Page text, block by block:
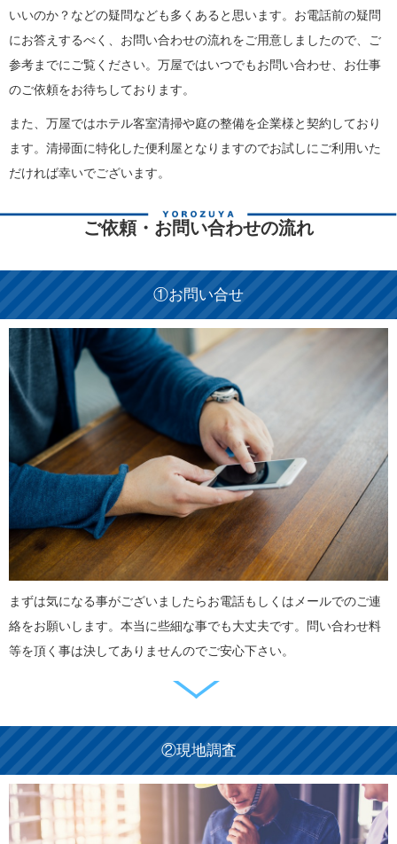
いいのか？などの疑問なども多くあると思います。お電話前の疑問
にお答えするべく、お問い合わせの流れをご用意しましたので、ご
参考までにご覧ください。万屋ではいつでもお問い合わせ、お仕事
のご依頼をお待ちしております。
また、万屋ではホテル客室清掃や庭の整備を企業様と契約しており
ます。清掃面に特化した便利屋となりますのでお試しにご利用いた
だければ幸いでございます。
ご依頼・お問い合わせの流れ
①お問い合せ
まずは気になる事がございましたらお電話もしくはメールでのご連
絡をお願いします。本当に些細な事でも大丈夫です。問い合わせ料
等を頂く事は決してありませんのでご安心下さい。
②現地調査